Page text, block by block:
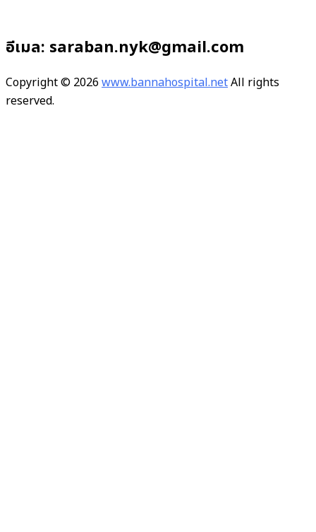
อีเมล: saraban.nyk@gmail.com
Copyright © 2026 www.bannahospital.netAll rights
reserved.